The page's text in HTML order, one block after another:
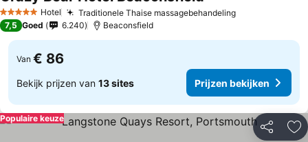
5 Sterren Hotel Traditionele Thaise massagebehandeling
7,5 Goed 6.240 Beaconsfield
Van € 86
Bekijk prijzen van 13 sites Prijzen bekijken
Delen
Populaire keuze